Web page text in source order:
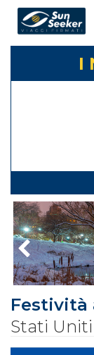
I
Festività
Stati